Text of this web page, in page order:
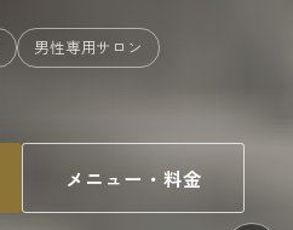
男性専用サロン
メニュー・料金